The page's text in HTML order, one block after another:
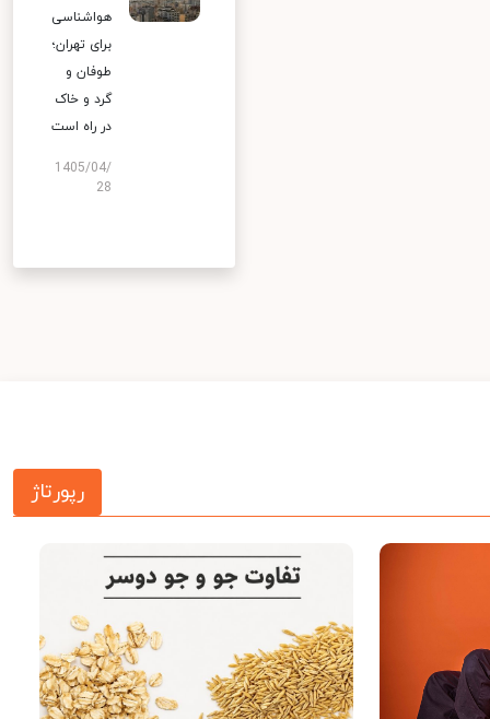
هواشناسی
برای تهران؛
طوفان و
گرد و خاک
در راه است
1405/04/
28
رپورتاژ